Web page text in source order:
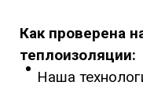
Как проверена
теплоизоляции:
Наша